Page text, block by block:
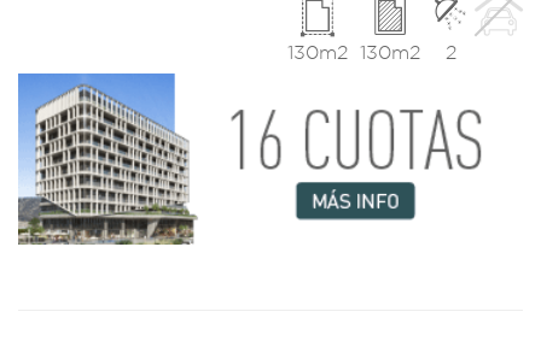
2
130m2
130m2